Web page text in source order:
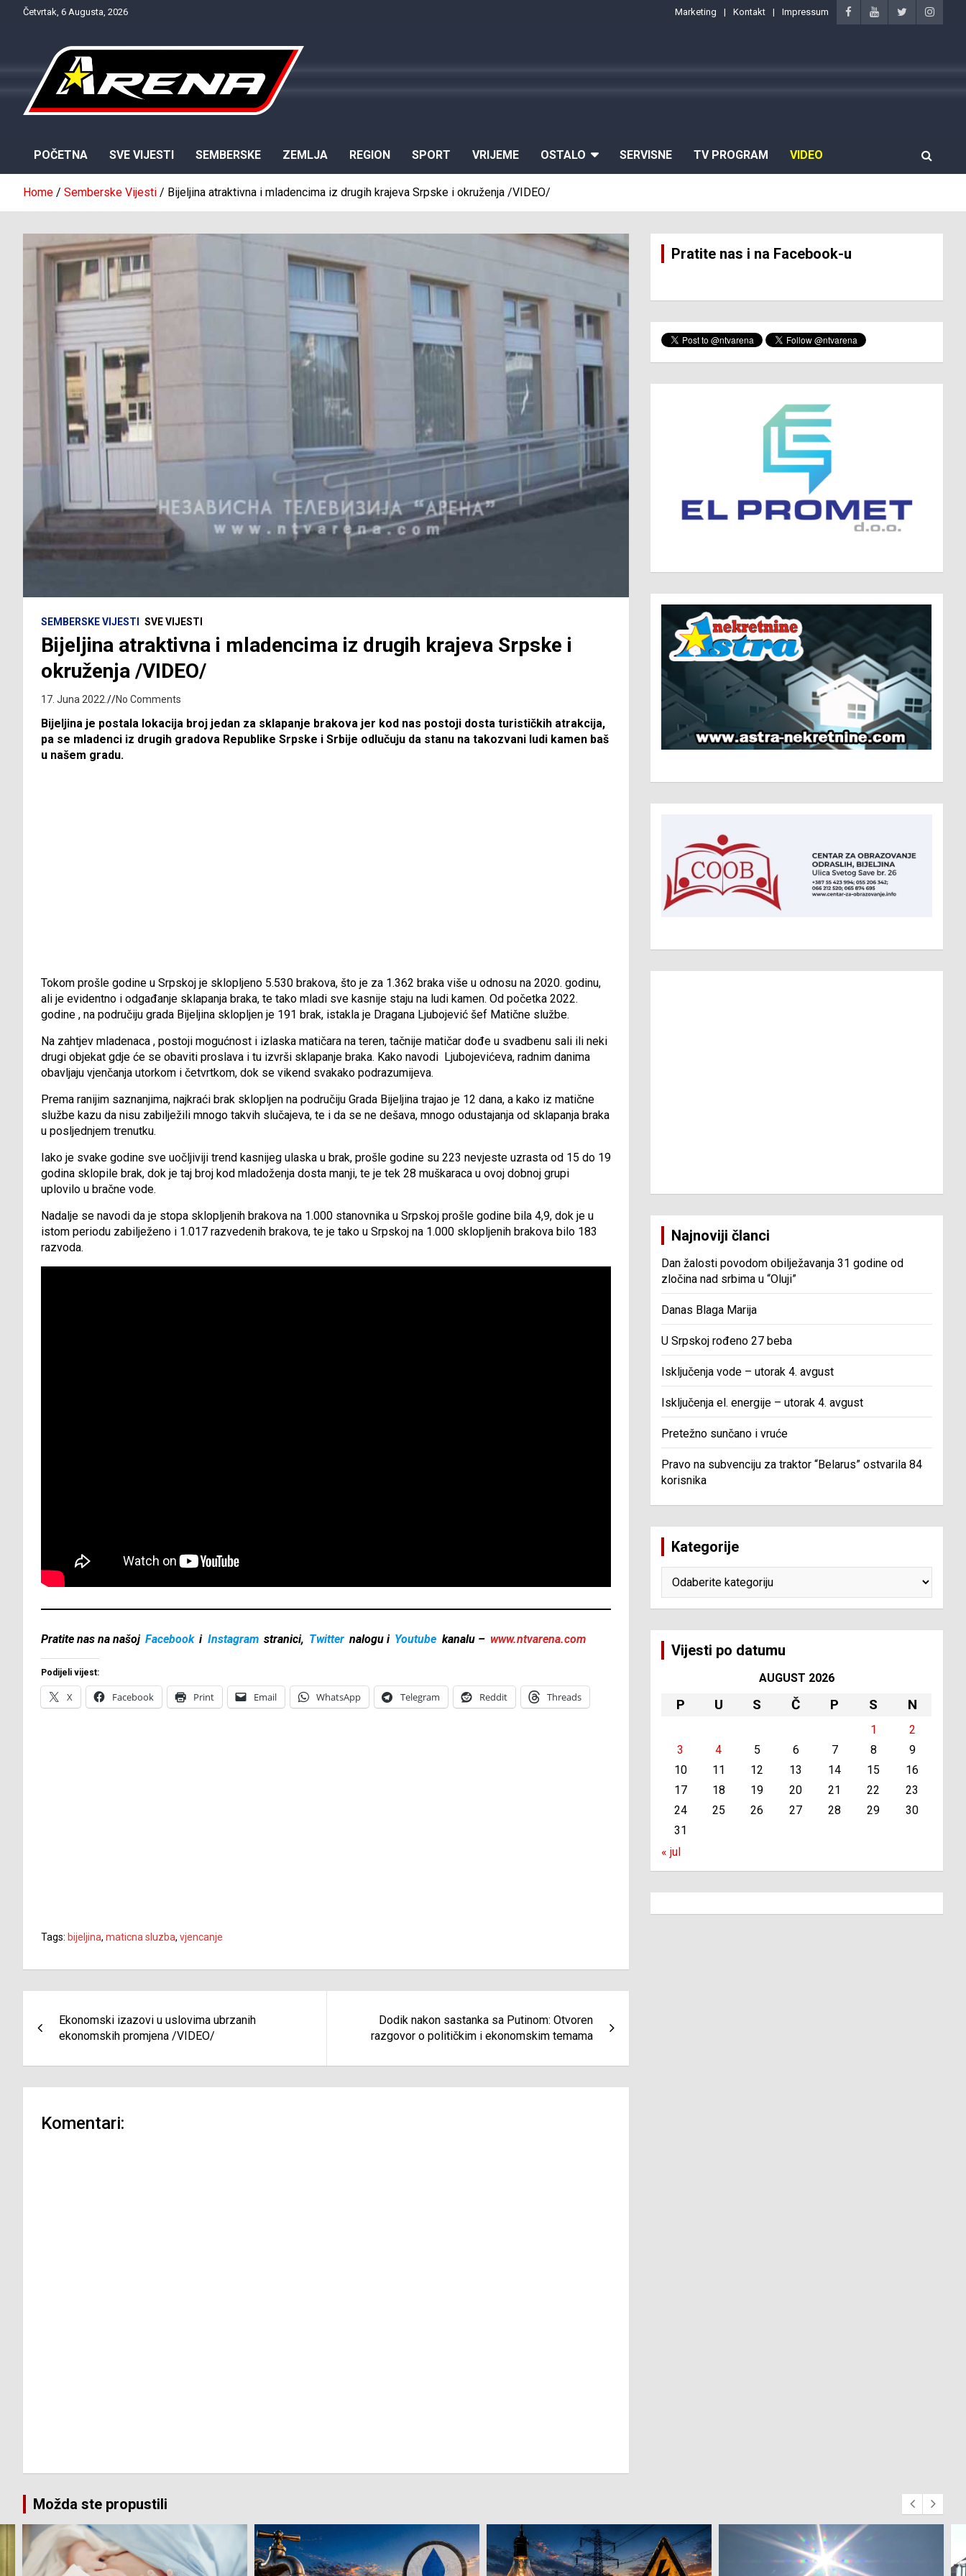
Četvrtak, 6 Augusta, 2026 Marketing Kontakt Impressum
POČETNA SVE VIJESTI SEMBERSKE ZEMLJA REGION SPORT VRIJEME OSTALO SERVISNE TV PROGRAM VIDEO
Home Semberske Vijesti Bijeljina atraktivna i mladencima iz drugih krajeva Srpske i okruženja /VIDEO/
SEMBERSKE VIJESTI SVE VIJESTI
Bijeljina atraktivna i mladencima iz drugih krajeva Srpske i
okruženja /VIDEO/
17. Juna 2022. No Comments
Bijeljina je postala lokacija broj jedan za sklapanje brakova jer kod nas postoji dosta turističkih atrakcija,
pa se mladenci iz drugih gradova Republike Srpske i Srbije odlučuju da stanu na takozvani ludi kamen baš
u našem gradu.
Tokom prošle godine u Srpskoj je sklopljeno 5.530 brakova, što je za 1.362 braka više u odnosu na 2020. godinu,
ali je evidentno i odgađanje sklapanja braka, te tako mladi sve kasnije staju na ludi kamen. Od početka 2022.
godine , na područiju grada Bijeljina sklopljen je 191 brak, istakla je Dragana Ljubojević šef Matične službe.
Na zahtjev mladenaca , postoji mogućnost i izlaska matičara na teren, tačnije matičar dođe u svadbenu sali ili neki
drugi objekat gdje će se obaviti proslava i tu izvrši sklapanje braka. Kako navodi Ljubojevićeva, radnim danima
obavljaju vjenčanja utorkom i četvrtkom, dok se vikend svakako podrazumijeva.
Prema ranijim saznanjima, najkraći brak sklopljen na područiju Grada Bijeljina trajao je 12 dana, a kako iz matične
službe kazu da nisu zabilježili mnogo takvih slučajeva, te i da se ne dešava, mnogo odustajanja od sklapanja braka
u posljednjem trenutku.
Iako je svake godine sve uočljiviji trend kasnijeg ulaska u brak, prošle godine su 223 nevjeste uzrasta od 15 do 19
godina sklopile brak, dok je taj broj kod mladoženja dosta manji, te je tek 28 muškaraca u ovoj dobnoj grupi
uplovilo u bračne vode.
Nadalje se navodi da je stopa sklopljenih brakova na 1.000 stanovnika u Srpskoj prošle godine bila 4,9, dok je u
istom periodu zabilježeno i 1.017 razvedenih brakova, te je tako u Srpskoj na 1.000 sklopljenih brakova bilo 183
razvoda.
Pratite nas na našoj Facebook i Instagram stranici, Twitter nalogu i Youtube kanalu – www.ntvarena.com
Podijeli vijest:
X Facebook Print Email WhatsApp Telegram Reddit Threads
Tags: bijeljina, maticna sluzba, vjencanje
članaka
Ekonomski izazovi u uslovima ubrzanih
ekonomskih promjena /VIDEO/
Dodik nakon sastanka sa Putinom: Otvoren
razgovor o političkim i ekonomskim temama
Komentari:
Pratite nas i na Facebook-u
Najnoviji članci
Dan žalosti povodom obilježavanja 31 godine od
zločina nad srbima u “Oluji”
Danas Blaga Marija
U Srpskoj rođeno 27 beba
Isključenja vode – utorak 4. avgust
Isključenja el. energije – utorak 4. avgust
Pretežno sunčano i vruće
Pravo na subvenciju za traktor “Belarus” ostvarila 84
korisnika
Kategorije
Vijesti po datumu
AUGUST 2026
P U S Č P S N
1
2
3
4 5 6 7 8
9
10
11 12 13 14 15
16
17
18 19 20 21 22
23
24
25 26 27 28 29
30
31
« jul
Možda ste propustili